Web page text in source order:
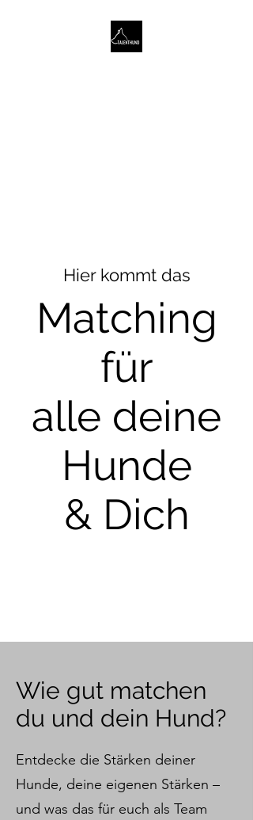
Hier kommt das
Matching
für
alle deine
Hunde
& Dich
Wie gut matchen
du und dein Hund?
Entdecke die Stärken deiner
Hunde, deine eigenen Stärken –
und was das für euch als Team